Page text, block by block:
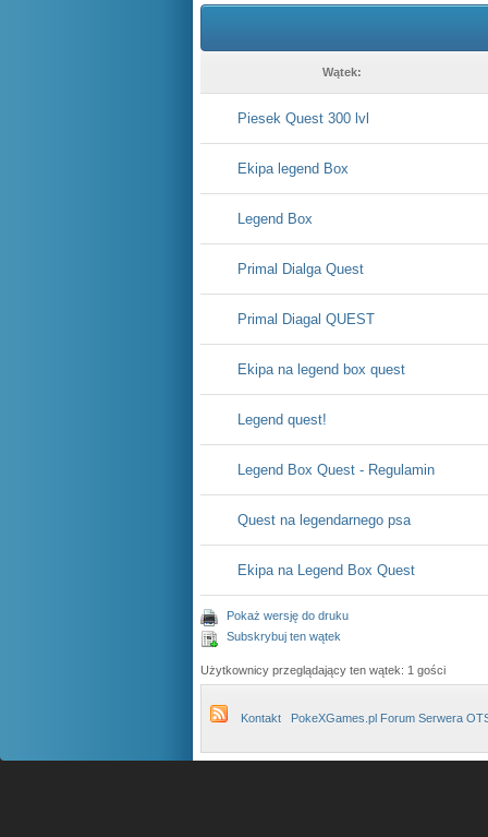
Wątek:
Piesek Quest 300 lvl
Ekipa legend Box
Legend Box
Primal Dialga Quest
Primal Diagal QUEST
Ekipa na legend box quest
Legend quest!
Legend Box Quest - Regulamin
Quest na legendarnego psa
Ekipa na Legend Box Quest
Pokaż wersję do druku
Subskrybuj ten wątek
Użytkownicy przeglądający ten wątek: 1 gości
Kontakt PokeXGames.pl Forum Serwera